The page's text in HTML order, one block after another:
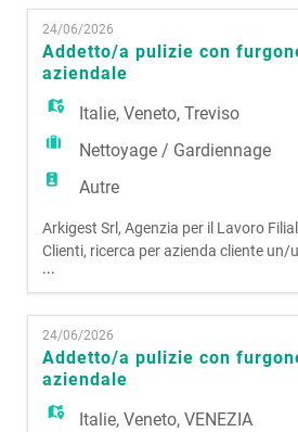
PT
territorio del Veneto per effettuare
pulizia presso uffici, negozi, ecc. con
furgone aziendale. Si richiede: · Pa
24/06/2026
Addetto/a pulizie con
aziendale
Italie,Veneto,Treviso
Nettoyage / Gardiennage
Autre
Arkigest Srl, Agenzia per il Lavoro
Clienti, ricerca per azienda cliente un/
ADDETTO/A PULIZIE CON FURGONE
La risorsa si occuperà di spostarsi su
territorio del Veneto per effettuare
pulizia presso uffici, negozi, ecc. con
furgone aziendale. Si richiede: · Pa
...
24/06/2026
Addetto/a pulizie con
aziendale
Italie,Veneto,VENEZIA